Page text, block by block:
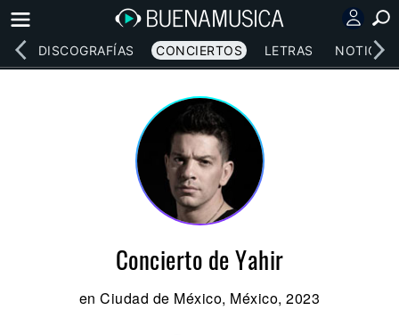
DISCOGRAFÍAS CONCIERTOS LETRAS NOTICIAS
Concierto de Yahir
en Ciudad de México, México, 2023